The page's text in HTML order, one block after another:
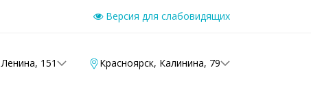
Версия для слабовидящих
Ленина, 151 Красноярск, Калинина, 79